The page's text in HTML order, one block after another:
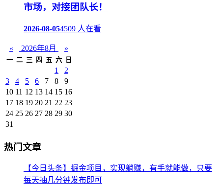
市场，对接团队长！
2026-08-054509 人在看
« 2026年8月 »
一 二 三 四 五 六 日
1
2
3
4 5 6 7 8
9
10 11 12 13 14 15 16
17 18 19 20 21 22 23
24 25 26 27 28 29 30
31
热门文章
【今日头条】掘金项目，实现躺赚，有手就能做，只要
每天抽几分钟发布即可